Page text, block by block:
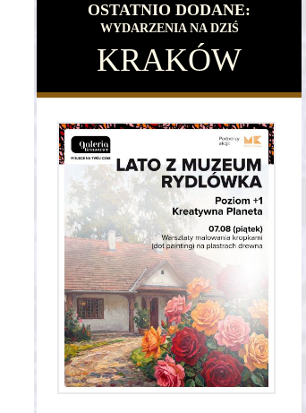
OSTATNIO DODANE:
WYDARZENIA NA DZIŚ
KRAKÓW